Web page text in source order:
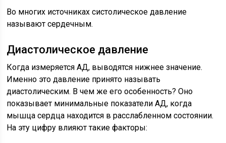
Во многих источниках систолическое давление
называют сердечным.
Диастолическое давление
Когда измеряется АД, выводятся нижнее значение.
Именно это давление принято называть
диастолическим. В чем же его особенность? Оно
показывает минимальные показатели АД, когда
мышца сердца находится в расслабленном состоянии.
На эту цифру влияют такие факторы: